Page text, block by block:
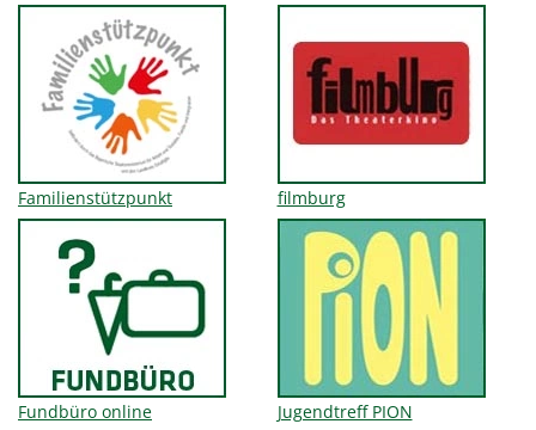
Familienstützpunkt filmburg
Fundbüro online Jugendtreff PION